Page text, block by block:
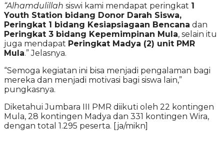
“Alhamdulillah siswi kami mendapat peringkat 1
Youth Station bidang Donor Darah Siswa,
Peringkat 1 bidang Kesiapsiagaan Bencana dan
Peringkat 3 bidang Kepemimpinan Mula, selain itu
juga mendapat Peringkat Madya (2) unit PMR
Mula.” Jelasnya.
“Semoga kegiatan ini bisa menjadi pengalaman bagi
mereka dan menjadi motivasi bagi siswa lain,”
pungkasnya.
Diketahui Jumbara III PMR diikuti oleh 22 kontingen
Mula, 28 kontingen Madya dan 331 kontingen Wira,
dengan total 1.295 peserta. [ja/mikn]